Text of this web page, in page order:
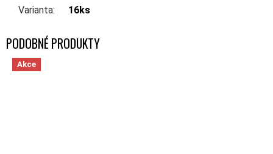
Varianta: 16ks
Akce